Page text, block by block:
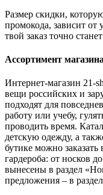
Размер скидки,
промокода, зависит
твой заказ точно
Ассортимент
Интернет-магазин 21-
вещи российских и
подходят для
работу или учебу,
проводить время.
детскую одежду, а
бутике можно
гардероба: от носков
вынесены в раздел
предложения – в